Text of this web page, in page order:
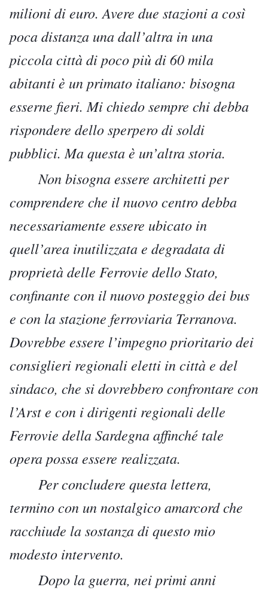
milioni di euro. Avere due stazioni a così
poca distanza una dall’altra in una
piccola città di poco più di 60 mila
abitanti è un primato italiano: bisogna
esserne fieri. Mi chiedo sempre chi debba
rispondere dello sperpero di soldi
pubblici. Ma questa è un’altra storia.
Non bisogna essere architetti per
comprendere che il nuovo centro debba
necessariamente essere ubicato in
quell’area inutilizzata e degradata di
proprietà delle Ferrovie dello Stato,
confinante con il nuovo posteggio dei bus
e con la stazione ferroviaria Terranova.
Dovrebbe essere l’impegno prioritario dei
consiglieri regionali eletti in città e del
sindaco, che si dovrebbero confrontare con
l’Arst e con i dirigenti regionali delle
Ferrovie della Sardegna affinché tale
opera possa essere realizzata.
Per concludere questa lettera,
termino con un nostalgico amarcord che
racchiude la sostanza di questo mio
modesto intervento.
Dopo la guerra, nei primi anni